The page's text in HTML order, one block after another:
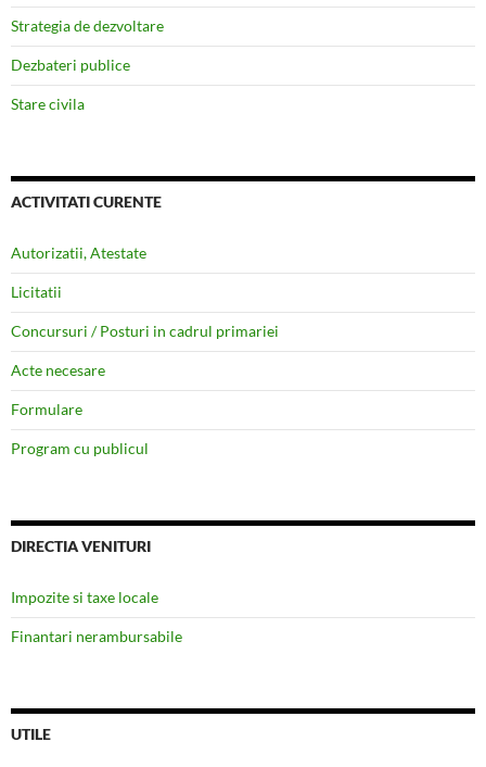
Strategia de dezvoltare
Dezbateri publice
Stare civila
ACTIVITATI CURENTE
Autorizatii, Atestate
Licitatii
Concursuri / Posturi in cadrul primariei
Acte necesare
Formulare
Program cu publicul
DIRECTIA VENITURI
Impozite si taxe locale
Finantari nerambursabile
UTILE